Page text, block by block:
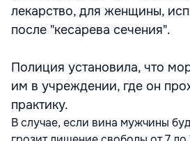
лекарство, для женщины,
после "кесарева сечения".
Полиция установила, что
им в учреждении, где он
практику.
В случае, если вина мужчины